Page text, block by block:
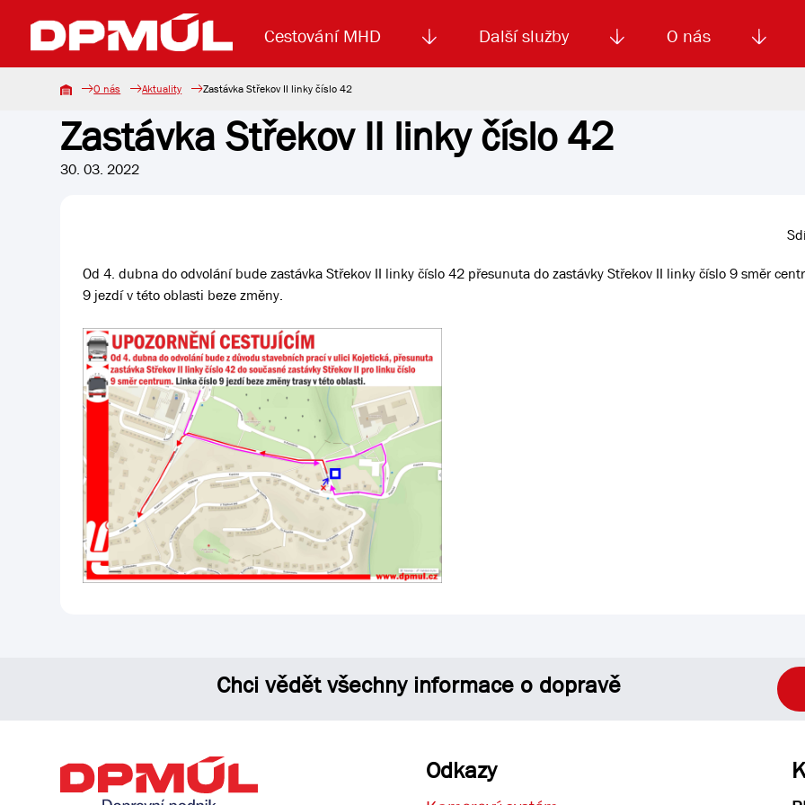
Cestování MHD
Uzavření mostu Dr. E. Beneše Koupit jízdenku Jízdné MHD El. jízdenka (EOS)
Další služby
Lanová dráha Reklama Smluvní doprava
O nás
Základní údaje Aktuality Výběrová řízení
O nás Aktuality Zastávka Střekov II linky číslo 42
Zastávka Střekov II linky číslo 42
30. 03. 2022
Od 4. dubna do odvolání bude zastávka Střekov II linky číslo 42 přesunuta do zastávky Střekov II linky číslo 9 směr
9 jezdí v této oblasti beze změny.
Chci vědět všechny informace o dopravě
Odkazy